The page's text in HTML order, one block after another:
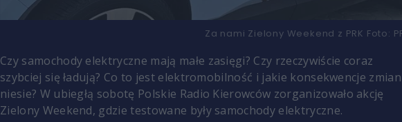
Za nami Zielony Weekend z PRK Foto:
Czy samochody elektryczne mają małe zasięgi? Czy rzeczywiście coraz
szybciej się ładują? Co to jest elektromobilność i jakie konsekwencje zmian
niesie? W ubiegłą sobotę Polskie Radio Kierowców zorganizowało akcję
Zielony Weekend, gdzie testowane były samochody elektryczne.